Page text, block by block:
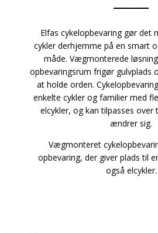
Elfas cykelopbevaring gør det
cykler derhjemme på en smart
måde. Vægmonterede
opbevaringsrum frigør gulvplads
at holde orden.
enkelte cykler og familier med
elcykler, og kan tilpasses over
ændrer sig.
Vægmonteret
opbevaring, der giver plads til
også elcykler.